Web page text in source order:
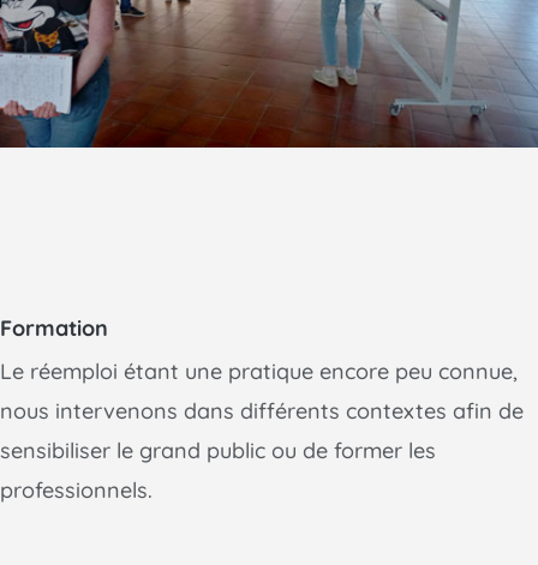
Formation
Le réemploi étant une pratique encore peu connue,
nous intervenons dans différents contextes afin de
sensibiliser le grand public ou de former les
professionnels.